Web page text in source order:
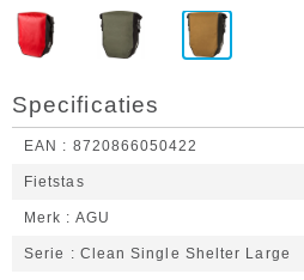
Specificaties
EAN 8720866050422
Fietstas
Merk AGU
Serie Clean Single Shelter Large